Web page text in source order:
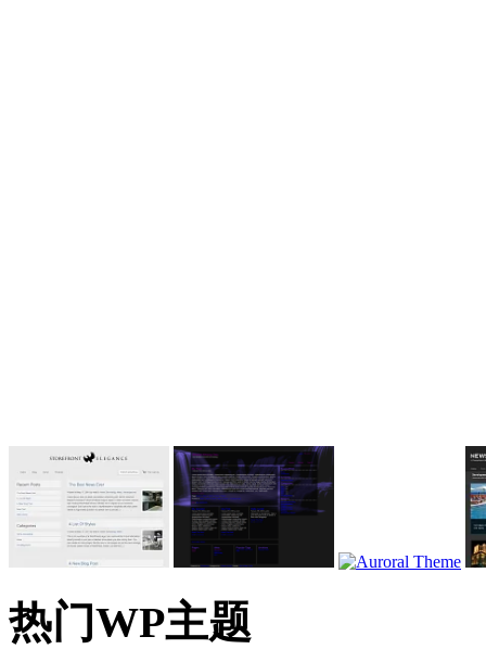
热门WP主题